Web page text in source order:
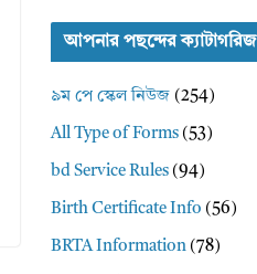
আপনার পছন্দের
৯ম পে স্কেল নিউজ (254)
All Type of Forms (53)
bd Service Rules (94)
Birth Certificate Info (56)
BRTA Information (78)